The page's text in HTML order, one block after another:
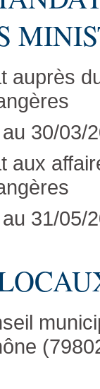
auprès
30/03/
aux
31/05/